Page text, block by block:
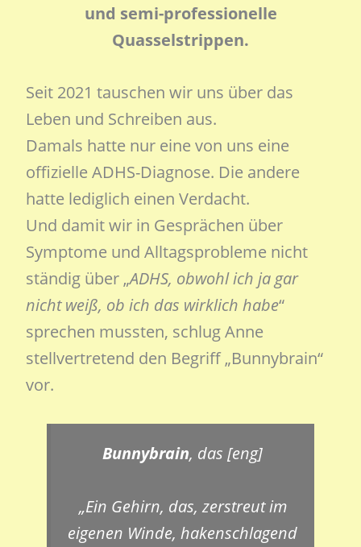
und semi-professionelle
Quasselstrippen.
Seit 2021 tauschen wir uns über das
Leben und Schreiben aus.
Damals hatte nur eine von uns eine
offizielle ADHS-Diagnose. Die andere
hatte lediglich einen Verdacht.
Und damit wir in Gesprächen über
Symptome und Alltagsprobleme nicht
ständig über „ADHS, obwohl ich ja gar
nicht weiß, ob ich das wirklich habe“
sprechen mussten, schlug Anne
stellvertretend den Begriff „Bunnybrain“
vor.
Bunnybrain, das [eng]
„Ein Gehirn, das, zerstreut im
eigenen Winde, hakenschlagend